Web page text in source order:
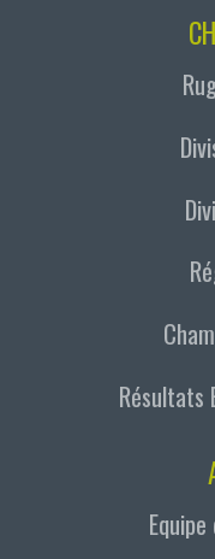
Résultats